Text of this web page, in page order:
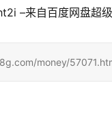
–来自百度网盘超
money/